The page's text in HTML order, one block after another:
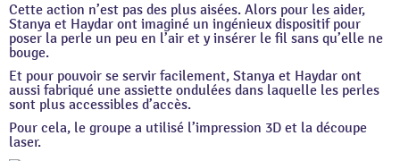
Cette action n’est pas des plus aisées. Alors pour les aider,
Stanya et Haydar ont imaginé un ingénieux dispositif pour
poser la perle un peu en l’air et y insérer le fil sans qu’elle ne
bouge.
Et pour pouvoir se servir facilement, Stanya et Haydar ont
aussi fabriqué une assiette ondulées dans laquelle les perles
sont plus accessibles d’accès.
Pour cela, le groupe a utilisé l’impression 3D et la découpe
laser.